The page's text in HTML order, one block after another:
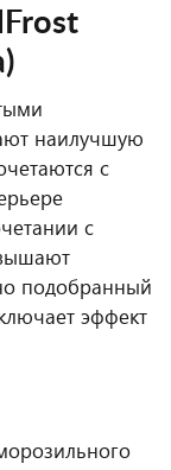
наилучшую
с
с
подобранный
эффект